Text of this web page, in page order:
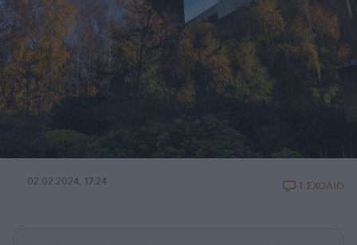
02.02.2024, 17:24 1 ΣΧΟΛΙΟ